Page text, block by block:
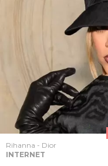
Rihanna - Dior
INTERNET